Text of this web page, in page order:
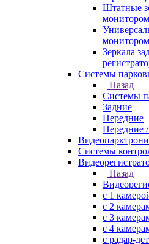
Штатные
монитором
монитором
Зеркала
Системы
Назад
Системы
Задние
Передние
Передние
Системы
Назад
с 1
с 2
с 3
с 4
с радар-